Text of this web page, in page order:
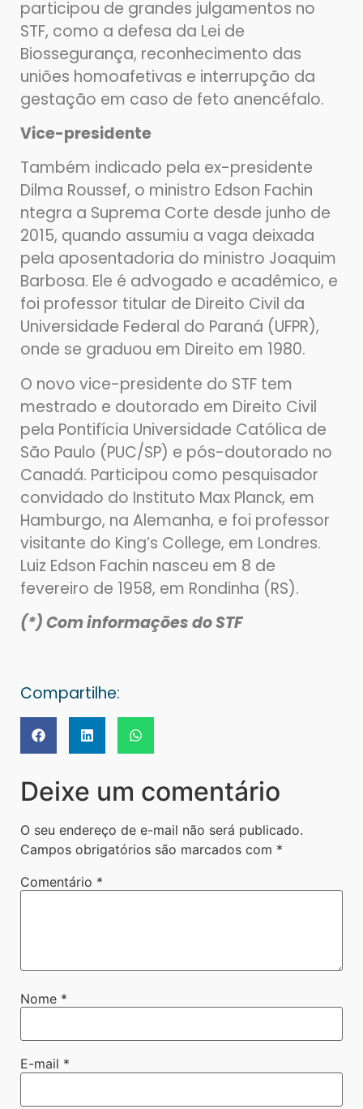
participou de grandes julgamentos no
STF, como a defesa da Lei de
Biossegurança, reconhecimento das
uniões homoafetivas e interrupção da
gestação em caso de feto anencéfalo.
Vice-presidente
Também indicado pela ex-presidente
Dilma Roussef, o ministro Edson Fachin
ntegra a Suprema Corte desde junho de
2015, quando assumiu a vaga deixada
pela aposentadoria do ministro Joaquim
Barbosa. Ele é advogado e acadêmico, e
foi professor titular de Direito Civil da
Universidade Federal do Paraná (UFPR),
onde se graduou em Direito em 1980.
O novo vice-presidente do STF tem
mestrado e doutorado em Direito Civil
pela Pontifícia Universidade Católica de
São Paulo (PUC/SP) e pós-doutorado no
Canadá. Participou como pesquisador
convidado do Instituto Max Planck, em
Hamburgo, na Alemanha, e foi professor
visitante do King’s College, em Londres.
Luiz Edson Fachin nasceu em 8 de
fevereiro de 1958, em Rondinha (RS).
(*) Com informações do STF
Compartilhe:
Deixe um comentário
O seu endereço de e-mail não será publicado.
Campos obrigatórios são marcados com *
Comentário *
Nome *
E-mail *